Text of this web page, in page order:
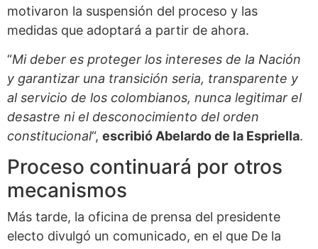
motivaron la suspensión del proceso y las
medidas que adoptará a partir de ahora.
“Mi deber es proteger los intereses de la Nación
y garantizar una transición seria, transparente y
al servicio de los colombianos, nunca legitimar el
desastre ni el desconocimiento del orden
constitucional“, escribió Abelardo de la Espriella.
Proceso continuará por otros
mecanismos
Más tarde, la oficina de prensa del presidente
electo divulgó un comunicado, en el que De la